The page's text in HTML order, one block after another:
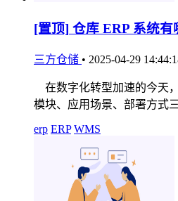
[置顶] 仓库 ERP 系统
三方仓储 • 2025-04-29
在数字化转型加速的今天
模块、应用场景、部署方式
erp ERP WMS